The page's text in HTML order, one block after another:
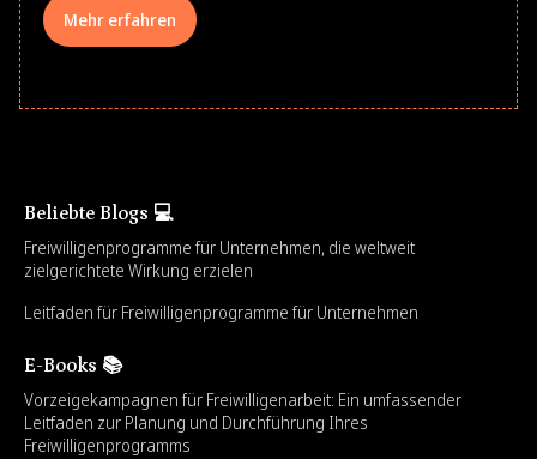
Mehr erfahren
Beliebte Blogs 💻
Freiwilligenprogramme für Unternehmen, die weltweit
zielgerichtete Wirkung erzielen
Leitfaden für Freiwilligenprogramme für Unternehmen
E-Books 📚
Vorzeigekampagnen für Freiwilligenarbeit: Ein umfassender
Leitfaden zur Planung und Durchführung Ihres
Freiwilligenprogramms